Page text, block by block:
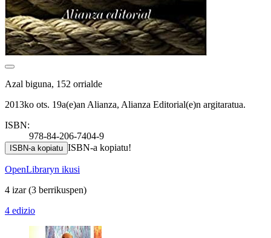
Azal biguna, 152 orrialde
2013ko ots. 19a(e)an Alianza, Alianza Editorial(e)n argitaratua.
ISBN:
978-84-206-7404-9
ISBN-a kopiatu ISBN-a kopiatu!
OpenLibraryn ikusi
4 izar(3 berrikuspen)
4 edizio